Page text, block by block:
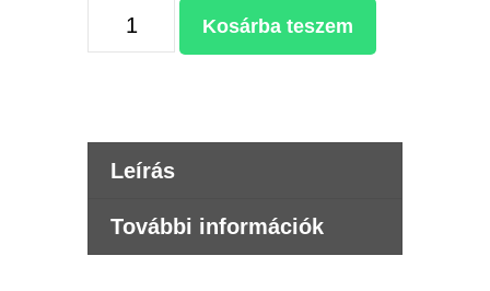
COLORWAY
SZUBLIMÁCIÓS
JELÖLT
HÁTÚ
Kosárba teszem
Leírás
További információk